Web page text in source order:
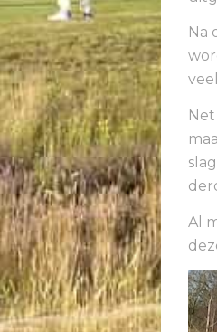
Na
Al